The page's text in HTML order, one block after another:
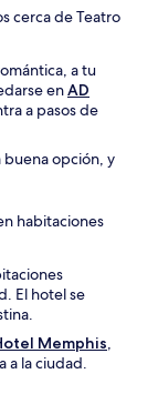
cerca de Teatro
a tu
enAD
a pasos de
buena opción, y
habitaciones
El hotel se
Memphis,
a la ciudad.